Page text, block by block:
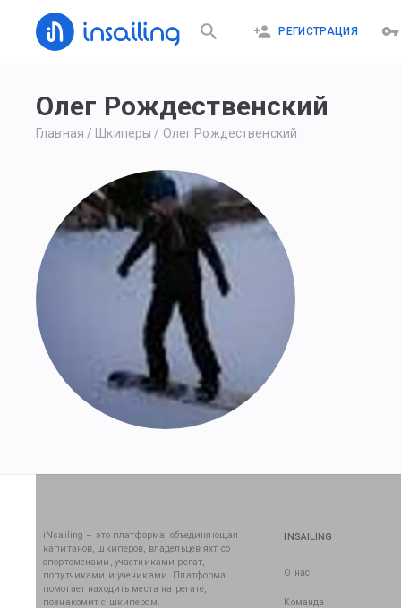
РЕГИСТРАЦИЯ
Олег Рождественский
Главная / Шкиперы / Олег Рождественский
iNsailing – это платформа, объединяющая
капитанов, шкиперов, владельцев яхт со
спортсменами, участниками регат,
попутчиками и учениками. Платформа
помогает находить места на регате,
познакомит с шкипером.
INSAILING
О нас
Команда